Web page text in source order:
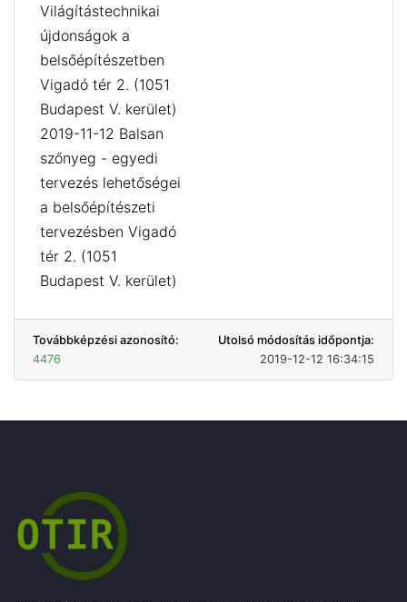
Világítástechnikai
újdonságok a
belsőépítészetben
Vigadó tér 2. (1051
Budapest V. kerület)
2019-11-12 Balsan
szőnyeg - egyedi
tervezés lehetőségei
a belsőépítészeti
tervezésben Vigadó
tér 2. (1051
Budapest V. kerület)
Továbbképzési azonosító:
4476
Utolsó módosítás időpontja:
2019-12-12 16:34:15